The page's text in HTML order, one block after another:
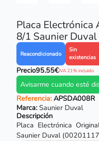
Placa Electrónica
8/1 Saunier
Reacondicionado
Sin
existencias
Precio95.55€IVA 21% incluido
Avisarme cuando esté
Referencia:APSDA008R
Marca: Saunier Duval
Descripción
Placa Electrónica
Saunier Duval